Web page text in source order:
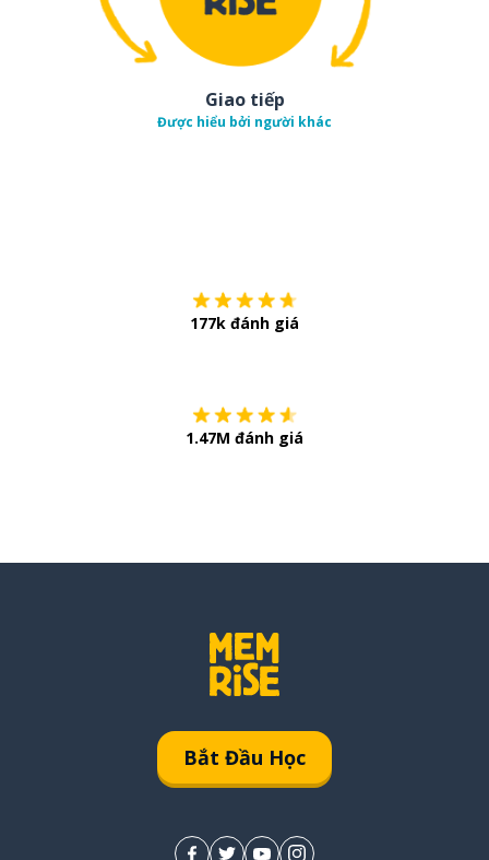
Giao tiếp
Được hiểu bởi người khác
177k đánh giá
1.47M đánh giá
Bắt Đầu Học